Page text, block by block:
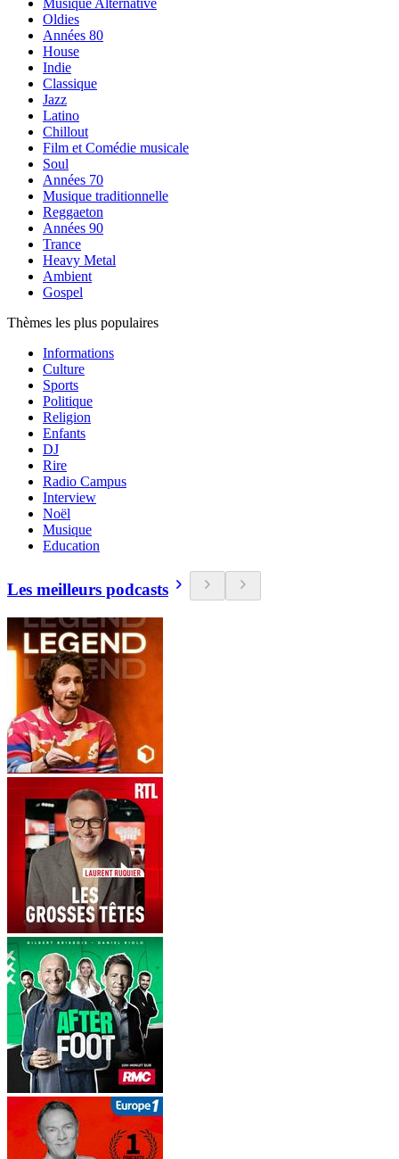
Musique Alternative
Oldies
Années 80
House
Indie
Classique
Jazz
Latino
Chillout
Film et Comédie musicale
Soul
Années 70
Musique traditionnelle
Reggaeton
Années 90
Trance
Heavy Metal
Ambient
Gospel
Thèmes les plus populaires
Informations
Culture
Sports
Politique
Religion
Enfants
DJ
Rire
Radio Campus
Interview
Noël
Musique
Education
Les meilleurs podcasts